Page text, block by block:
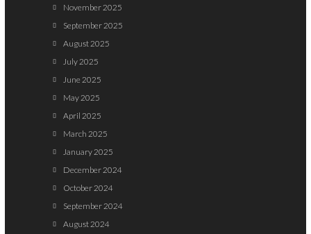
November 2025
September 2025
August 2025
July 2025
June 2025
May 2025
April 2025
March 2025
January 2025
December 2024
October 2024
September 2024
August 2024